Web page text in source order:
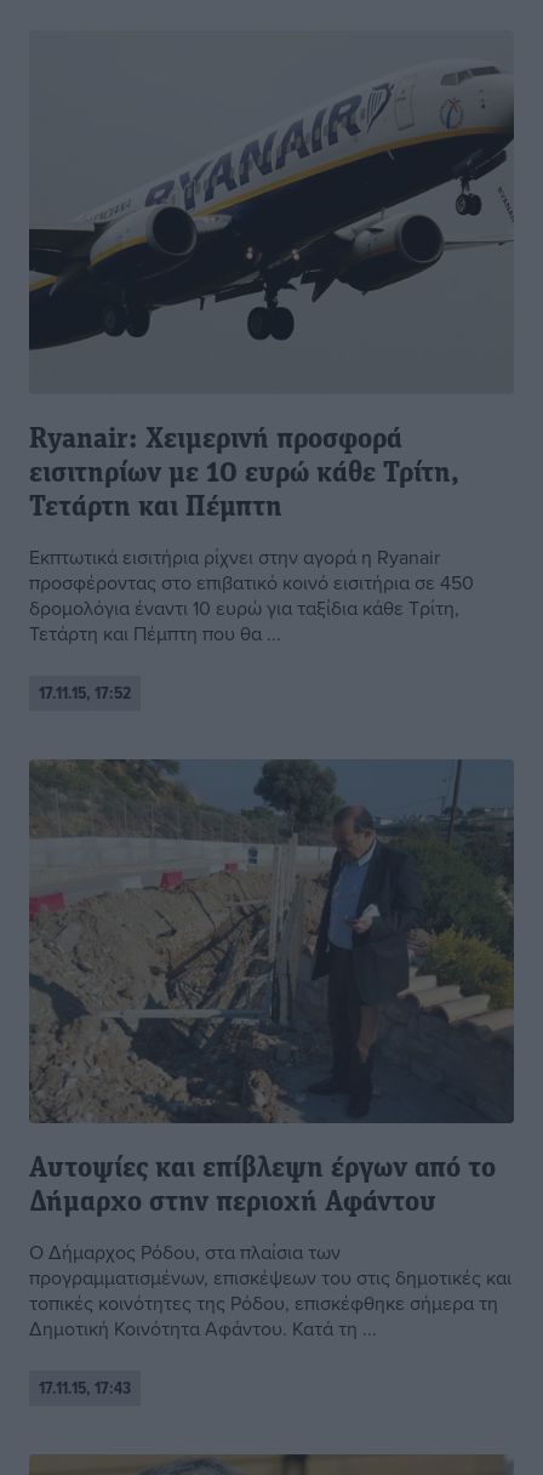
Ryanair: Χειμερινή προσφορά
εισιτηρίων με 10 ευρώ κάθε Τρίτη,
Τετάρτη και Πέμπτη
Εκπτωτικά εισιτήρια ρίχνει στην αγορά η Ryanair
προσφέροντας στο επιβατικό κοινό εισιτήρια σε 450
δρομολόγια έναντι 10 ευρώ για ταξίδια κάθε Τρίτη,
Τετάρτη και Πέμπτη που θα ...
17.11.15, 17:52
Αυτοψίες και επίβλεψη έργων από το
Δήμαρχο στην περιοχή Αφάντου
Ο Δήμαρχος Ρόδου, στα πλαίσια των
προγραμματισμένων, επισκέψεων του στις δημοτικές και
τοπικές κοινότητες της Ρόδου, επισκέφθηκε σήμερα τη
Δημοτική Κοινότητα Αφάντου. Κατά τη ...
17.11.15, 17:43